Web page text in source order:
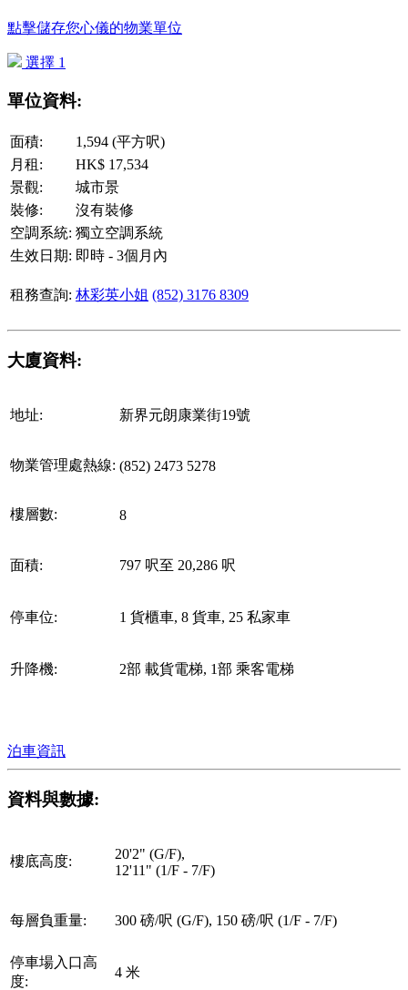
點擊儲存您心儀的物業單位
選擇 1
單位資料:
面積:
1,594 (平方呎)
月租:
HK$ 17,534
景觀:
城市景
裝修:
沒有裝修
空調系統: 獨立空調系統
生效日期: 即時 - 3個月內
租務查詢: 林彩英小姐 (852) 3176 8309
大廈資料:
地址: 新界元朗康業街19號
物業管理處熱線: (852) 2473 5278
樓層數: 8
面積: 797 呎至 20,286 呎
停車位: 1 貨櫃車, 8 貨車, 25 私家車
升降機: 2部 載貨電梯, 1部 乘客電梯
泊車資訊
資料與數據:
樓底高度:
20'2" (G/F),
12'11" (1/F - 7/F)
每層負重量: 300 磅/呎 (G/F), 150 磅/呎 (1/F - 7/F)
停車場入口高
度:
4 米